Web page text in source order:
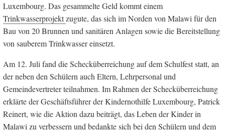
Luxembourg. Das gesammelte Geld kommt einem
Trinkwasserprojektzugute, das sich im Norden von Malawi für den
Bau von 20 Brunnen und sanitären Anlagen sowie die Bereitstellung
von sauberem Trinkwasser einsetzt.
Am 12. Juli fand die Schecküberreichung auf dem Schulfest statt, an
der neben den Schülern auch Eltern, Lehrpersonal und
Gemeindevertreter teilnahmen. Im Rahmen der Schecküberreichung
erklärte der Geschäftsführer der Kindernothilfe Luxembourg, Patrick
Reinert, wie die Aktion dazu beiträgt, das Leben der Kinder in
Malawi zu verbessern und bedankte sich bei den Schülern und dem